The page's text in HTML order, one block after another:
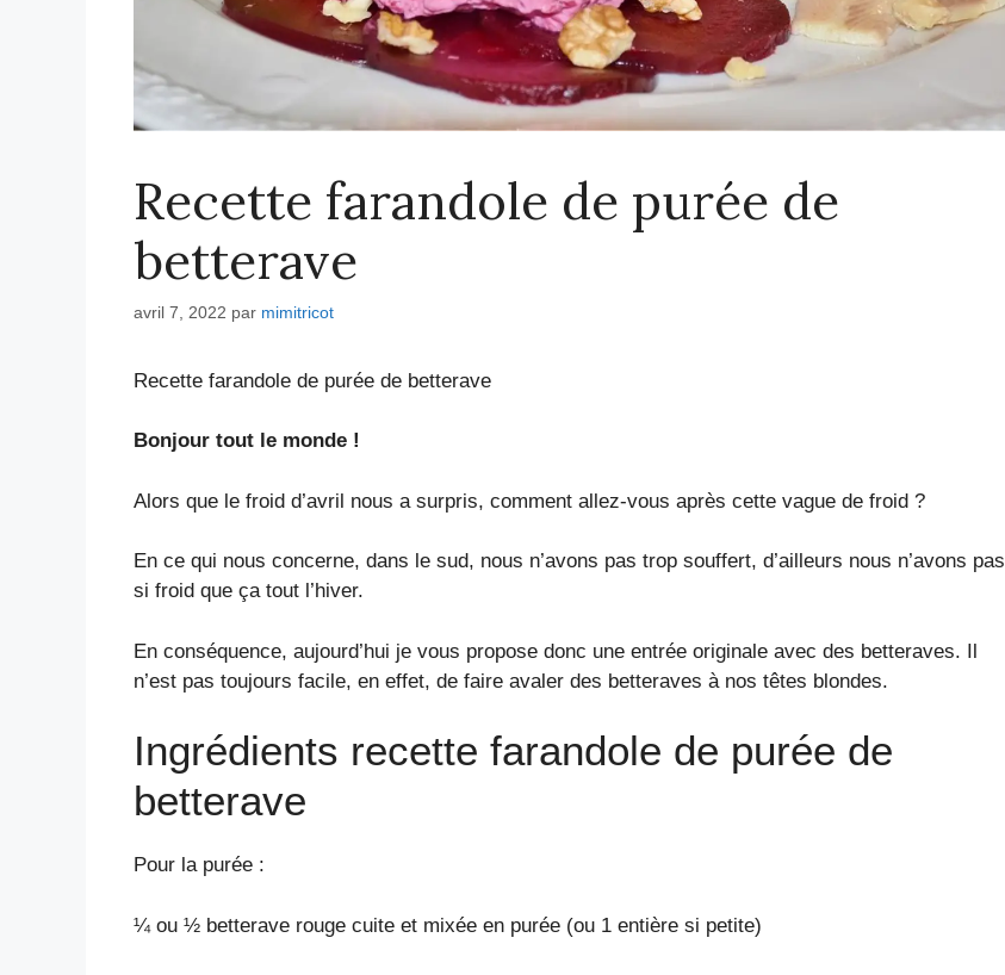
Recette farandole de purée de
betterave
avril 7, 2022 par mimitricot
Recette farandole de purée de betterave
Bonjour tout le monde !
Alors que le froid d’avril nous a surpris, comment allez-vous après cette vague de froid ?
En ce qui nous concerne, dans le sud, nous n’avons pas trop souffert, d’ailleurs nous n’avons pas
si froid que ça tout l’hiver.
En conséquence, aujourd’hui je vous propose donc une entrée originale avec des betteraves. Il
n’est pas toujours facile, en effet, de faire avaler des betteraves à nos têtes blondes.
Ingrédients recette farandole de purée de
betterave
Pour la purée :
¼ ou ½ betterave rouge cuite et mixée en purée (ou 1 entière si petite)